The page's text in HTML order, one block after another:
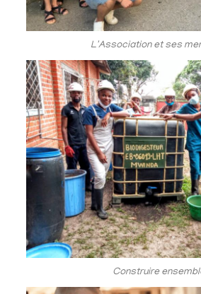
L'Association et ses
Construire